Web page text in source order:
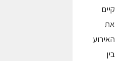
קיים
את
האירוע
בין